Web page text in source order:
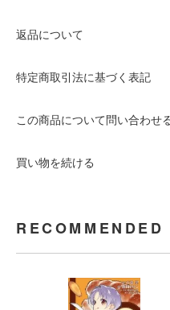
返品について
特定商取引法に基づく表記
この商品について問い合わせ
買い物を続ける
RECOMMENDED